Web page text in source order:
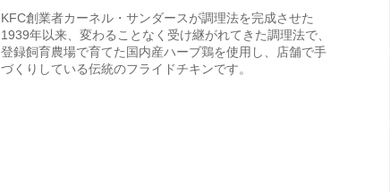
KFC創業者カーネル・サンダースが調理法を完成させた
1939年以来、変わることなく受け継がれてきた調理法で、
登録飼育農場で育てた国内産ハーブ鶏を使用し、店舗で手
づくりしている伝統のフライドチキンです。